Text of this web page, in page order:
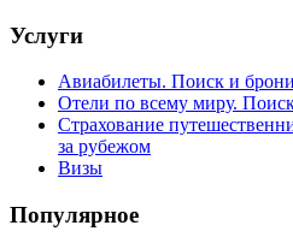
Услуги
Авиабилеты. Поиск и
Отели по всему миру.
Страхование
за рубежом
Визы
Популярное